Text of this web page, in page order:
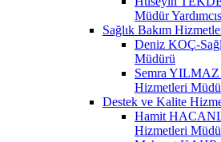
Müdür
Sağlık Bakım
Deniz KOÇ-
Müdürü
Semra YILMAZ
Hizmetleri Müdür
Destek ve Kalite
Hamit
Hizmetleri